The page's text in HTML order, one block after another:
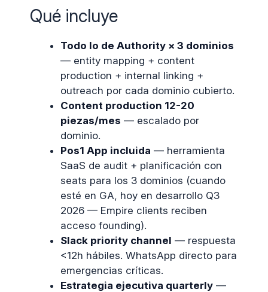
Qué incluye
Todo lo de Authority × 3 dominios
— entity mapping + content
production + internal linking +
outreach por cada dominio cubierto.
Content production 12-20
piezas/mes — escalado por
dominio.
Pos1 App incluida — herramienta
SaaS de audit + planificación con
seats para los 3 dominios (cuando
esté en GA, hoy en desarrollo Q3
2026 — Empire clients reciben
acceso founding).
Slack priority channel — respuesta
<12h hábiles. WhatsApp directo para
emergencias críticas.
Estrategia ejecutiva quarterly —